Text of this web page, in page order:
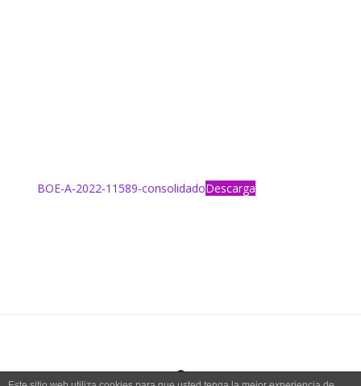
BOE-A-2022-11589-consolidadoDescarga